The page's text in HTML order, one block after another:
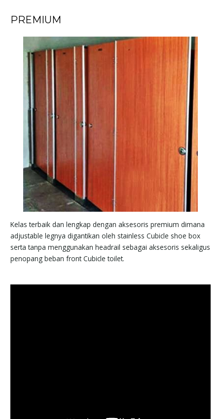
PREMIUM
Kelas terbaik dan lengkap dengan aksesoris premium dimana
adjustable legnya digantikan oleh stainless Cubicle shoe box
serta tanpa menggunakan headrail sebagai aksesoris sekaligus
penopang beban front Cubicle toilet.